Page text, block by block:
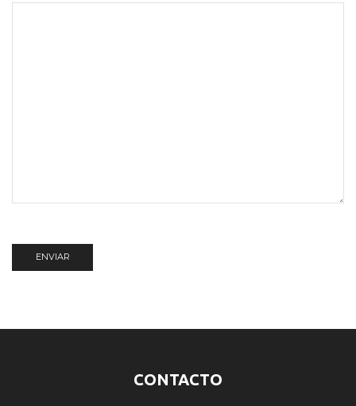
CONTACTO